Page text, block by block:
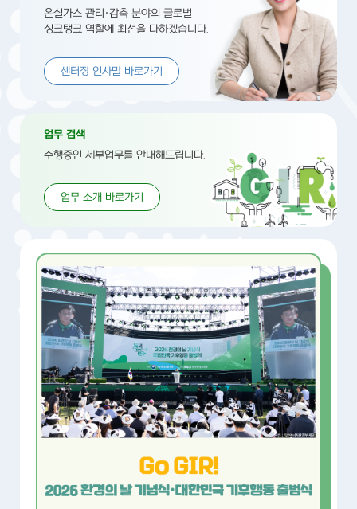
온실가스 관리·감축 분야의 글로벌
싱크탱크 역할에 최선을 다하겠습니다.
센터장 인사말 바로가기
업무 검색
수행중인 세부업무를 안내해드립니다.
업무 소개 바로가기